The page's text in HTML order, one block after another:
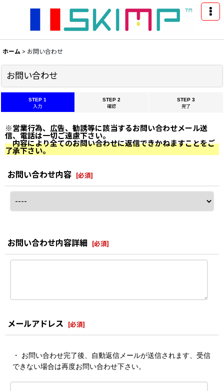
ホーム > お問い合わせ
お問い合わせ
STEP 1
入力
STEP 2
確認
STEP 3
完了
※営業行為、広告、勧誘等に該当するお問い合わせメール送
信、電話は一切ご遠慮下さい。
内容により全てのお問い合わせに返信できかねますことをご
了承下さい。
お問い合わせ内容 [必須]
お問い合わせ内容詳細 [必須]
メールアドレス [必須]
・ お問い合わせ完了後、自動返信メールが送信されます、受信
できない場合は再度お問い合わせ下さい。